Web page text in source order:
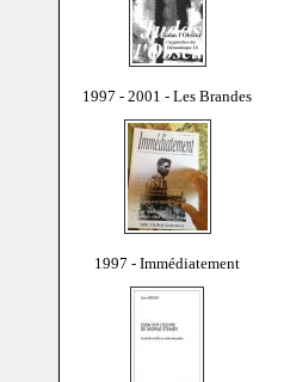
1997 - 2001 - Les Brandes
1997 - Immédiatement